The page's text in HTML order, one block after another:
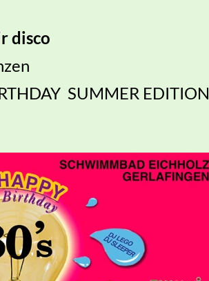
disco
SUMMER EDITION